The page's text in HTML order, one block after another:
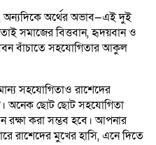
অন্যদিকে অর্থের অভাব—এই দুই
তাই সমাজের বিত্তবান, হৃদয়বান ও
বাঁচাতে সহযোগিতার আকুল
সহযোগিতাও রাশেদের
অনেক ছোট ছোট সহযোগিতা
করা সম্ভব হবে। আপনার
রাশেদের মুখের হাসি, এনে দিতে